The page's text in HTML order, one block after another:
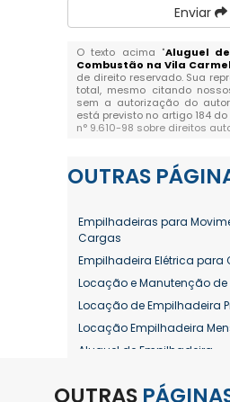
Enviar
O texto acima "Aluguel
Combustão na Vila
de direito reservado. Sua
total, mesmo citando
sem a autorização do
está previsto no artigo 184
n° 9.610-98 sobre direitos
OUTRAS
Empilhadeiras para
Cargas
Empilhadeira Elétrica para
Locação e Manutenção
Locação de Empilhadeira
Locação Empilhadeira
Aluguel de Empilhadeira
Aluguel de Empilhadeira
OUTRAS